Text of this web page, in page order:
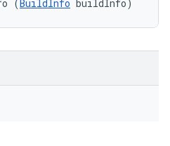
( BuildInfo buildInfo)